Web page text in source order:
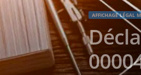
AFFICHAGE LÉGAL